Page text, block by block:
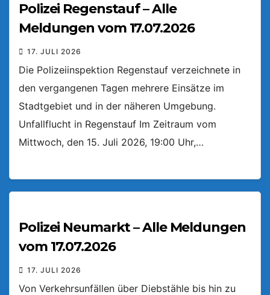
Polizei Regenstauf – Alle
Meldungen vom 17.07.2026
17. JULI 2026
Die Polizeiinspektion Regenstauf verzeichnete in
den vergangenen Tagen mehrere Einsätze im
Stadtgebiet und in der näheren Umgebung.
Unfallflucht in Regenstauf Im Zeitraum vom
Mittwoch, den 15. Juli 2026, 19:00 Uhr,…
Polizei Neumarkt – Alle Meldungen
vom 17.07.2026
17. JULI 2026
Von Verkehrsunfällen über Diebstähle bis hin zu